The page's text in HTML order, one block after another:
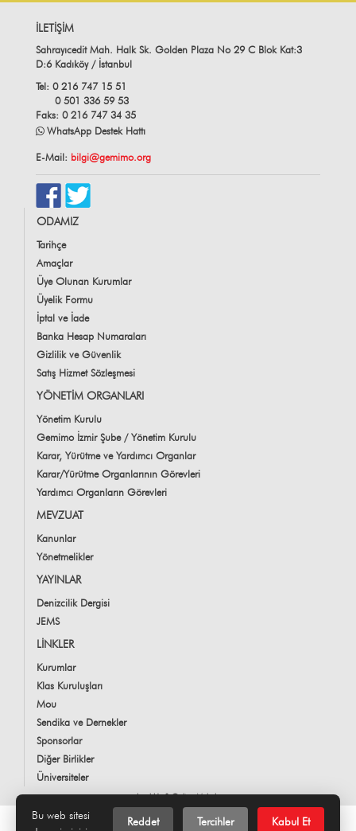
İLETİŞİM
Sahrayıcedit Mah. Halk Sk. Golden Plaza No 29 C Blok Kat:3
D:6 Kadıköy / İstanbul
Tel: 0 216 747 15 51
0 501 336 59 53
Faks: 0 216 747 34 35
WhatsApp Destek Hattı
E-Mail: bilgi@gemimo.org
ODAMIZ
Tarihçe
Amaçlar
Üye Olunan Kurumlar
Üyelik Formu
İptal ve İade
Banka Hesap Numaraları
Gizlilik ve Güvenlik
Satış Hizmet Sözleşmesi
YÖNETİM ORGANLARI
Yönetim Kurulu
Gemimo İzmir Şube / Yönetim Kurulu
Karar, Yürütme ve Yardımcı Organlar
Karar/Yürütme Organlarının Görevleri
Yardımcı Organların Görevleri
MEVZUAT
Kanunlar
Yönetmelikler
YAYINLAR
Denizcilik Dergisi
JEMS
LİNKLER
Kurumlar
Klas Kuruluşları
Mou
Sendika ve Dernekler
Sponsorlar
Diğer Birlikler
Üniversiteler
LookUs&Online Makale
Reddet Tercihler Kabul Et
Bu web sitesi